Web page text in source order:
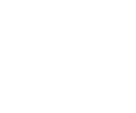
REDAȚI